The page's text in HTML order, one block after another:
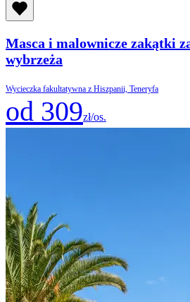
Masca i malownicze zakątki
wybrzeża
Wycieczka fakultatywna z Hiszpanii, Teneryfa
od 309zł/os.